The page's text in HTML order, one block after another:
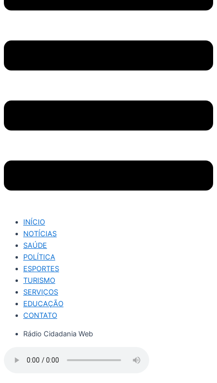
INÍCIO
NOTÍCIAS
SAÚDE
POLÍTICA
ESPORTES
TURISMO
SERVIÇOS
EDUCAÇÃO
CONTATO
Rádio Cidadania Web